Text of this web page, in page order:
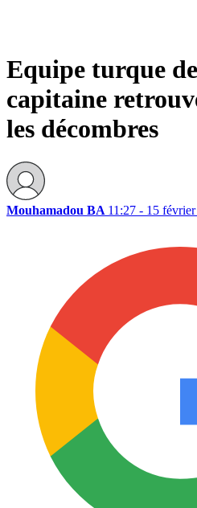
Equipe turque
capitaine
les décombres
Mouhamadou BA 11:27 - 15